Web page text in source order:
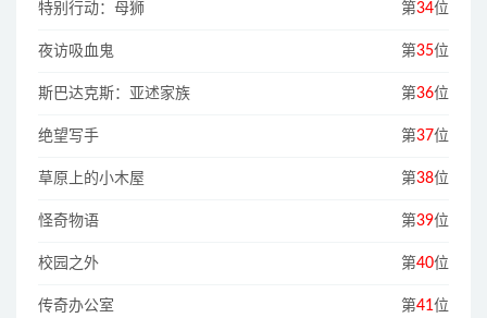
特别行动：母狮 第34位
夜访吸血鬼 第35位
斯巴达克斯：亚述家族 第36位
绝望写手 第37位
草原上的小木屋 第38位
怪奇物语 第39位
校园之外 第40位
传奇办公室 第41位